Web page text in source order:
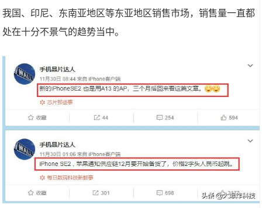
我国、印尼、东南亚地区等东亚地区销售市场，销售量一直都
处在十分不景气的趋势当中。